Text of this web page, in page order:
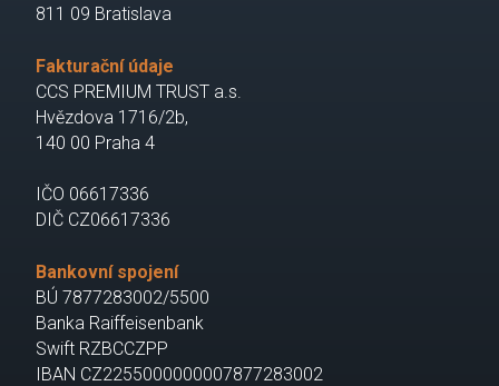
811 09 Bratislava
Fakturační údaje
CCS PREMIUM TRUST a.s.
Hvězdova 1716/2b,
140 00 Praha 4
IČO 06617336
DIČ CZ06617336
Bankovní spojení
BÚ 7877283002/5500
Banka Raiffeisenbank
Swift RZBCCZPP
IBAN CZ2255000000007877283002